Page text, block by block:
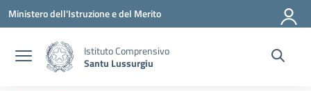
Vai ai contenuti
Vai al menu di navigazione
Vai al footer
Ministero dell'Istruzione e del Merito
Istituto Comprensivo
Santu Lussurgiu